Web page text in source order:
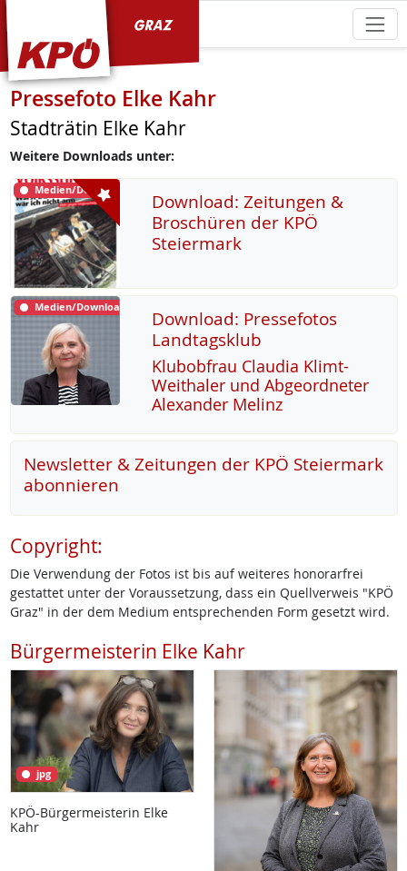
Pressefoto Elke Kahr
Stadträtin Elke Kahr
Weitere Downloads unter:
Medien/Download
Download: Zeitungen &
Broschüren der KPÖ
Steiermark
Medien/Download
Download: Pressefotos
Landtagsklub
Klu­b­ob­frau Clau­dia Klimt-
Weitha­ler und Ab­ge­ord­ne­ter
Alex­an­der Me­linz
Newsletter & Zeitungen der KPÖ Steiermark
abonnieren
Copyright:
Die Verwendung der Fotos ist bis auf weiteres honorarfrei
gestattet unter der Voraussetzung, dass ein Quellverweis "KPÖ
Graz" in der dem Medium entsprechenden Form gesetzt wird.
Bürgermeisterin Elke Kahr
jpg
KPÖ-Bürgermeisterin Elke
Kahr